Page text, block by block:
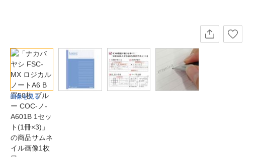
画像を見る